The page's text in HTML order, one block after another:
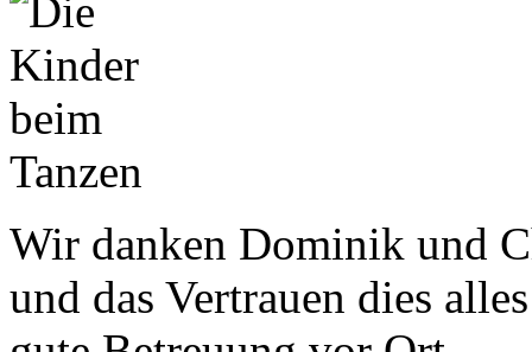
Wir danken Dominik und
und das Vertrauen dies